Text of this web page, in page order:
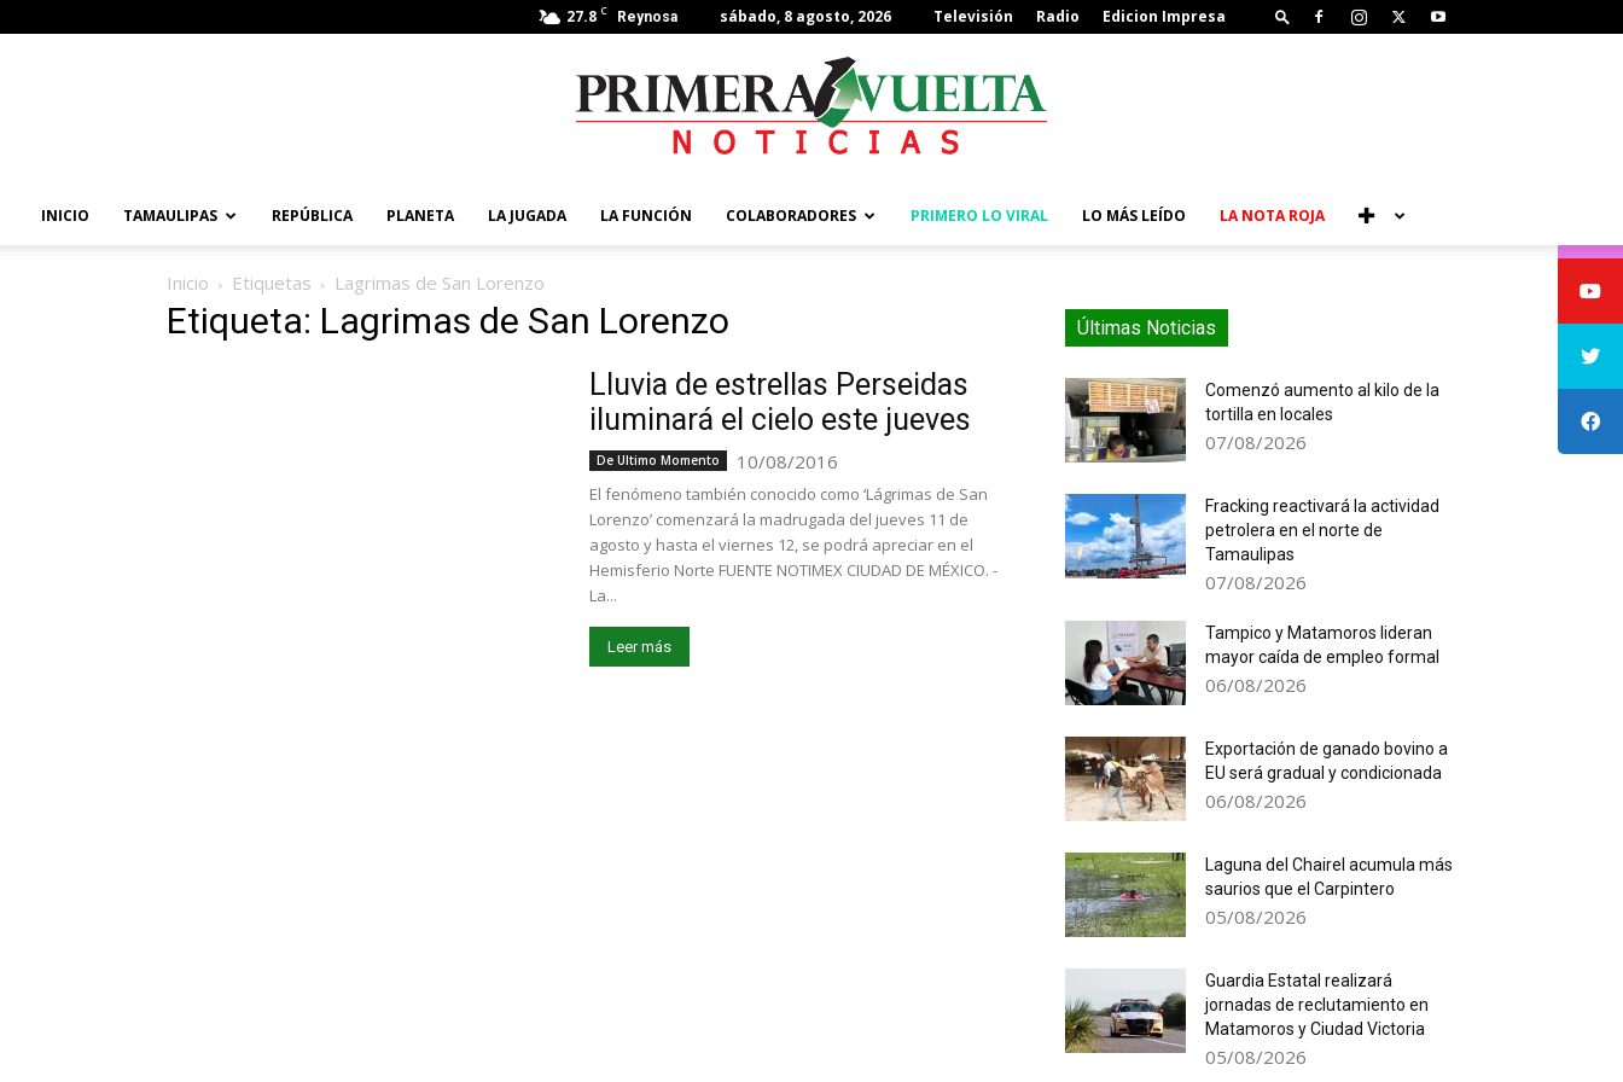
27.8 C Reynosa sábado, 8 agosto, 2026 Televisión Radio Edicion Impresa
INICIO TAMAULIPAS REPÚBLICA PLANETA LA JUGADA LA FUNCIÓN COLABORADORES PRIMERO LO VIRAL LO MÁS LEÍDO LA NOTA ROJA
Inicio Etiquetas Lagrimas de San Lorenzo
Etiqueta: Lagrimas de San Lorenzo
Lluvia de estrellas Perseidas
iluminará el cielo este jueves
De Ultimo Momento 10/08/2016
El fenómeno también conocido como ‘Lágrimas de San
Lorenzo’ comenzará la madrugada del jueves 11 de
agosto y hasta el viernes 12, se podrá apreciar en el
Hemisferio Norte FUENTE NOTIMEX CIUDAD DE MÉXICO. -
La...
Leer más
Últimas Noticias
Comenzó aumento al kilo de la
tortilla en locales
07/08/2026
Fracking reactivará la actividad
petrolera en el norte de
Tamaulipas
07/08/2026
Tampico y Matamoros lideran
mayor caída de empleo formal
06/08/2026
Exportación de ganado bovino a
EU será gradual y condicionada
06/08/2026
Laguna del Chairel acumula más
saurios que el Carpintero
05/08/2026
Guardia Estatal realizará
jornadas de reclutamiento en
Matamoros y Ciudad Victoria
05/08/2026